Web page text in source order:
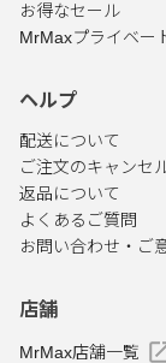
お得なセール
MrMaxプライベー
ヘルプ
配送について
ご注文のキャンセ
返品について
よくあるご質問
お問い合わせ・ご
店舗
MrMax店舗一覧